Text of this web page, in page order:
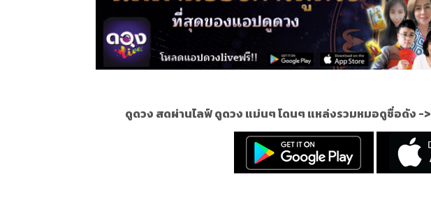
ดูดวง สดผ่านไลฟ์ ดูดวง แม่นๆ โดนๆ แหล่งรวมหมอดูชื่อดัง ->